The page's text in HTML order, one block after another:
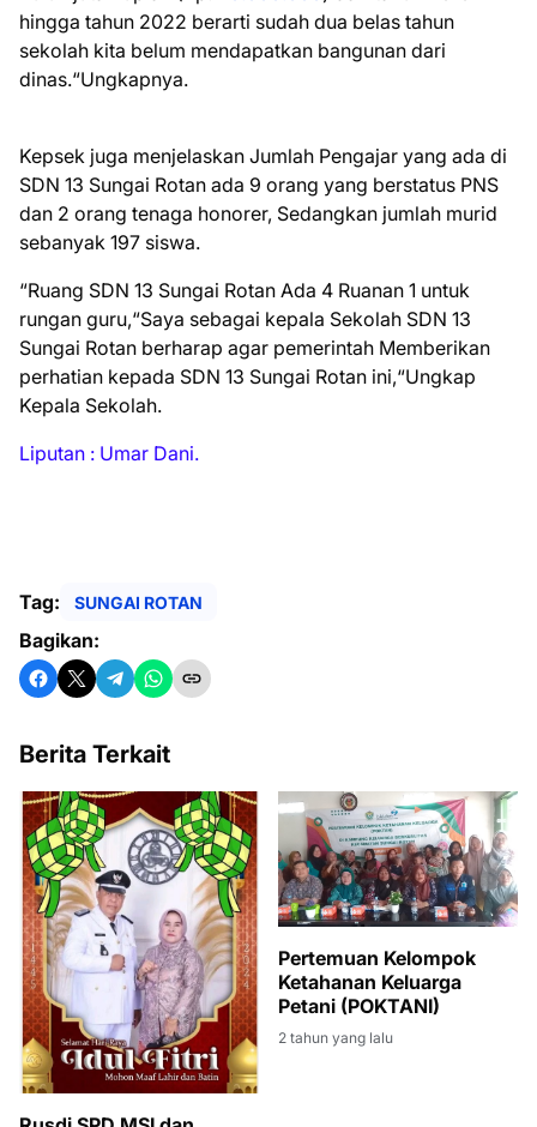
hingga tahun 2022 berarti sudah dua belas tahun
sekolah kita belum mendapatkan bangunan dari
dinas.“Ungkapnya.
Kepsek juga menjelaskan Jumlah Pengajar yang ada di
SDN 13 Sungai Rotan ada 9 orang yang berstatus PNS
dan 2 orang tenaga honorer, Sedangkan jumlah murid
sebanyak 197 siswa.
“Ruang SDN 13 Sungai Rotan Ada 4 Ruanan 1 untuk
rungan guru,“Saya sebagai kepala Sekolah SDN 13
Sungai Rotan berharap agar pemerintah Memberikan
perhatian kepada SDN 13 Sungai Rotan ini,“Ungkap
Kepala Sekolah.
Liputan : Umar Dani.
Tag: SUNGAI ROTAN
Bagikan:
Berita Terkait
Pertemuan Kelompok
Ketahanan Keluarga
Petani (POKTANI)
2 tahun yang lalu